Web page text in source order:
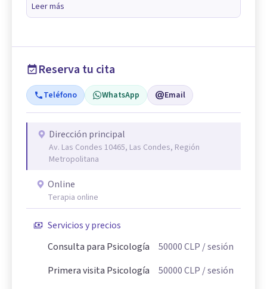
Leer más
Reserva tu cita
Teléfono WhatsApp Email
Dirección principal
Av. Las Condes 10465, Las Condes, Región
Metropolitana
Online
Terapia online
Servicios y precios
Consulta para Psicología
50000CLP / sesión
Primera visita Psicología
50000CLP / sesión